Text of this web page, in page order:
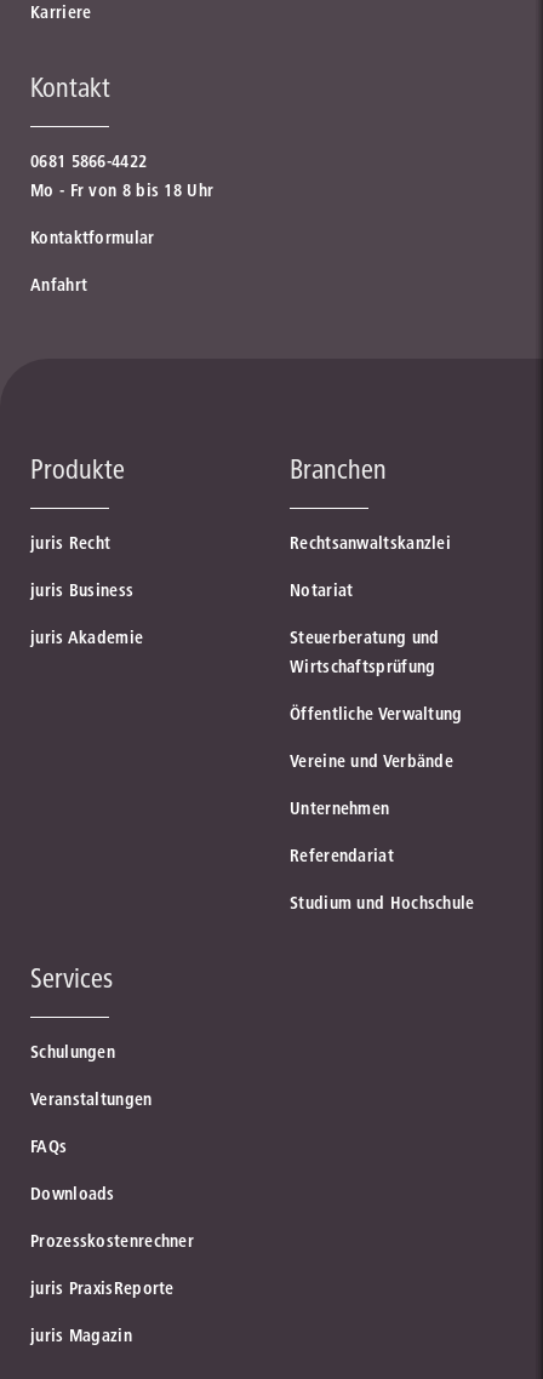
Karriere
Kontakt
0681 5866-4422
Mo - Fr von 8 bis 18 Uhr
Kontaktformular
Anfahrt
Produkte
juris Recht
juris Business
juris Akademie
Branchen
Rechtsanwaltskanzlei
Notariat
Steuerberatung und
Wirtschaftsprüfung
Öffentliche Verwaltung
Vereine und Verbände
Unternehmen
Referendariat
Studium und Hochschule
Services
Schulungen
Veranstaltungen
FAQs
Downloads
Prozesskostenrechner
juris PraxisReporte
juris Magazin